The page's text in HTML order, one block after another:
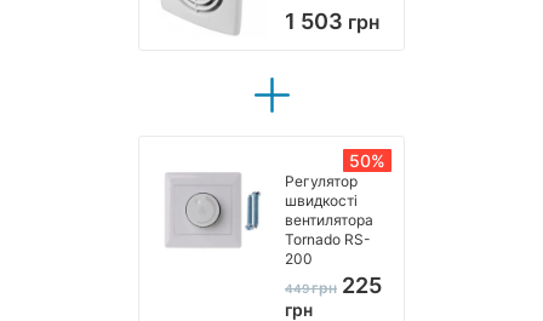
1 503 грн
50%
Регулятор
швидкості
вентилятора
Tornado RS-
200
449грн 225
грн